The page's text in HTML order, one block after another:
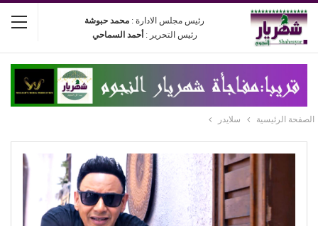
رئيس مجلس الادارة : محمد حبوشة
رئيس التحرير : أحمد السماحي
الصفحة الرئيسية سلايدر